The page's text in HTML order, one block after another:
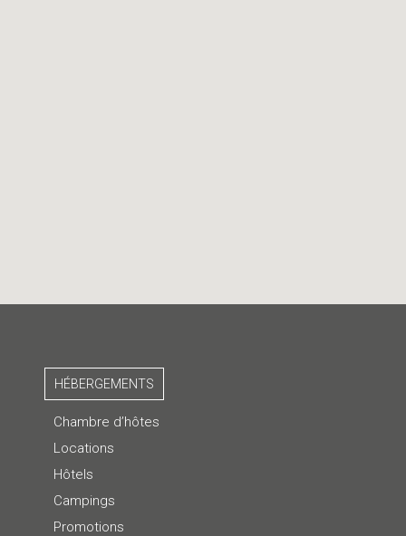
HÉBERGEMENTS
Chambre d’hôtes
Locations
Hôtels
Campings
Promotions